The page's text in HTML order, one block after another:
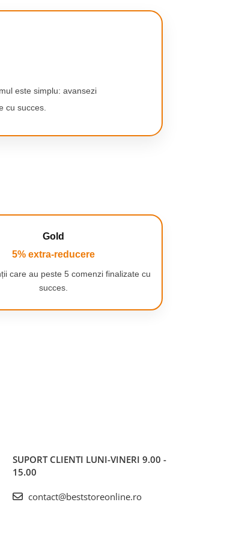
este simplu: avansezi
cu succes.
Gold
5% extra-reducere
care au peste 5 comenzi finalizate cu
succes.
SUPORT CLIENTI LUNI-VINERI 9.00 -
15.00
contact@beststoreonline.ro